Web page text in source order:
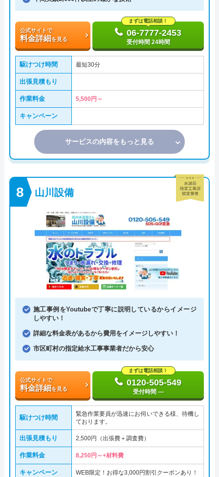
公式サイトで
料金詳細を見る
まずは電話相談！
06-7777-2453
受付時間 24時間
駆けつけ時間 最短30分
出張見積もり
作業料金 5,500円～
キャンペーン
サービスの内容をもっと見る
山川設備
施工事例をYoutubeで丁寧に説明しているからイメージ
しやすい！
詳細な料金表があるから費用をイメージしやすい！
市区町村の指定給水工事事業者だから安心
公式サイトで
料金詳細を見る
まずは電話相談！
0120-505-549
受付時間 ―
駆けつけ時間
緊急作業要員が迅速にお伺いできる様、待機し
ております。
出張見積もり 2,500円（出張費＋調査費）
作業料金 8,250円～+材料費
キャンペーン WEB限定！お得な3,000円割引クーポンあり！